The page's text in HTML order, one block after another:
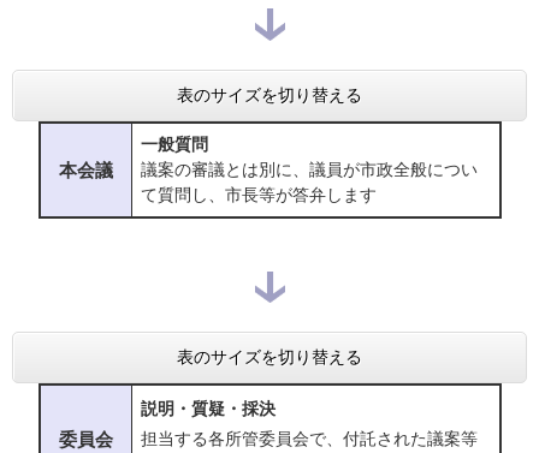
表のサイズを切り替える
本会議
一般質問
議案の審議とは別に、議員が市政全般につい
て質問し、市長等が答弁します
表のサイズを切り替える
委員会
説明・質疑・採決
担当する各所管委員会で、付託された議案等